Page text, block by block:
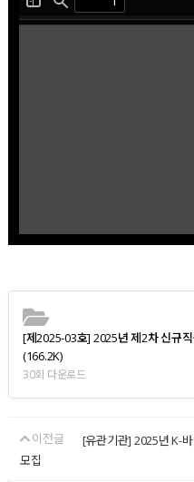
[제2025-03호] 2025년 제2차 신규
(166.2K)
30회 다운로드
이전글
[유관기관] 2025년 K-
모집